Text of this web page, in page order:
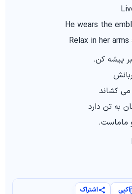
He wears the
Relax in her
پیشه کن.
می کشاند
به تن دارد
ماماست.
کپی اشتراک